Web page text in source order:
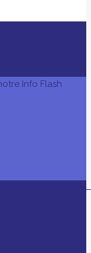
Info Flash